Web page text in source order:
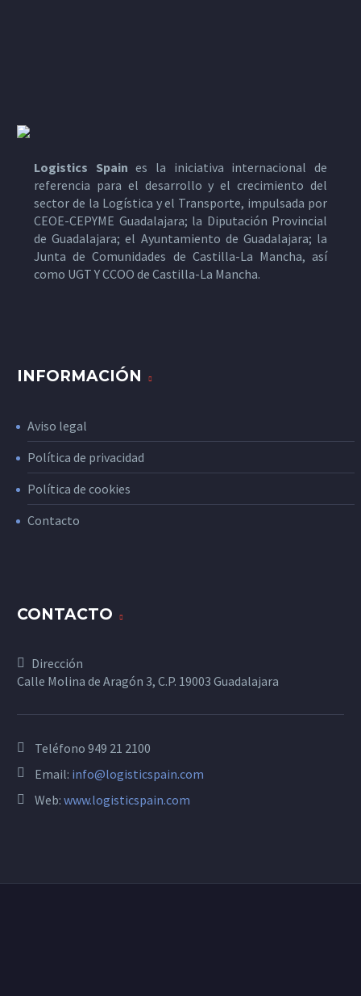
Logistics Spain es la iniciativa internacional de
referencia para el desarrollo y el crecimiento del
sector de la Logística y el Transporte, impulsada por
CEOE-CEPYME Guadalajara; la Diputación Provincial
de Guadalajara; el Ayuntamiento de Guadalajara; la
Junta de Comunidades de Castilla-La Mancha, así
como UGT Y CCOO de Castilla-La Mancha.
INFORMACIÓN
Aviso legal
Política de privacidad
Política de cookies
Contacto
CONTACTO
Dirección
Calle Molina de Aragón 3, C.P. 19003 Guadalajara
Teléfono 949 21 2100
Email: info@logisticspain.com
Web: www.logisticspain.com